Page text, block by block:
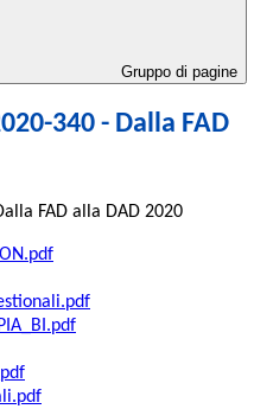
Gruppo di pagine
340 - Dalla FAD
FAD alla DAD 2020